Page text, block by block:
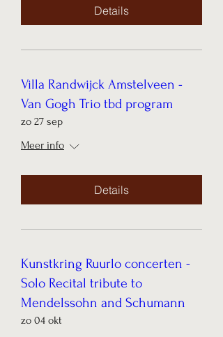
Details
Villa Randwijck Amstelveen -
Van Gogh Trio tbd program
zo 27 sep
Meer info
Details
Kunstkring Ruurlo concerten -
Solo Recital tribute to
Mendelssohn and Schumann
zo 04 okt